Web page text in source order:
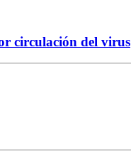
circulación del virus